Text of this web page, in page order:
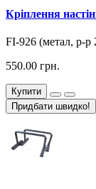
Кріплення
FI-926 (метал, р-р
550.00 грн.
Купити
Придбати швидко!